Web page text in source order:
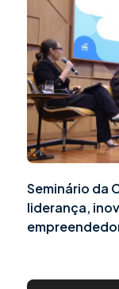
Seminário da
liderança,